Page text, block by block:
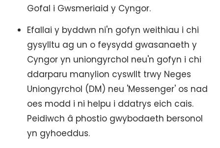
Gofal i Gwsmeriaid y Cyngor.
Efallai y byddwn ni'n gofyn weithiau i chi
gysylltu ag un o feysydd gwasanaeth y
Cyngor yn uniongyrchol neu'n gofyn i chi
ddarparu manylion cyswllt trwy Neges
Uniongyrchol (DM) neu 'Messenger' os nad
oes modd i ni helpu i ddatrys eich cais.
Peidiwch â phostio gwybodaeth bersonol
yn gyhoeddus.